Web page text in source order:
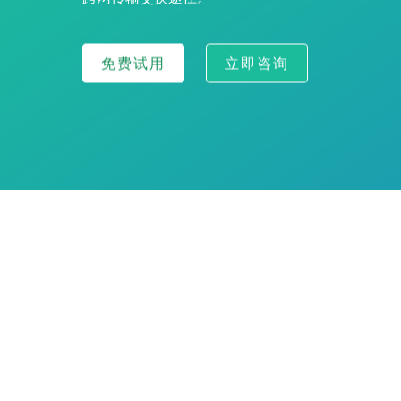
免费试用 立即咨询